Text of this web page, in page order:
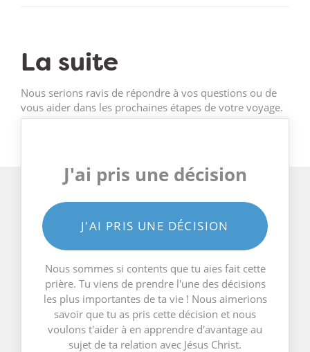
La suite
Nous serions ravis de répondre à vos questions ou de
vous aider dans les prochaines étapes de votre voyage.
J'ai pris une décision
J'AI PRIS UNE DÉCISION
Nous sommes si contents que tu aies fait cette
prière. Tu viens de prendre l'une des décisions
les plus importantes de ta vie ! Nous aimerions
savoir que tu as pris cette décision et nous
voulons t'aider à en apprendre d'avantage au
sujet de ta relation avec Jésus Christ.